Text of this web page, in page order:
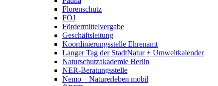
Florenschutz
FÖJ
Fördermittelvergabe
Geschäftsleitung
Koordinierungsstelle Ehrenamt
Langer Tag der StadtNatur + Umweltkalender
Naturschutzakademie Berlin
NER-Beratungsstelle
Nemo – Naturerleben mobil